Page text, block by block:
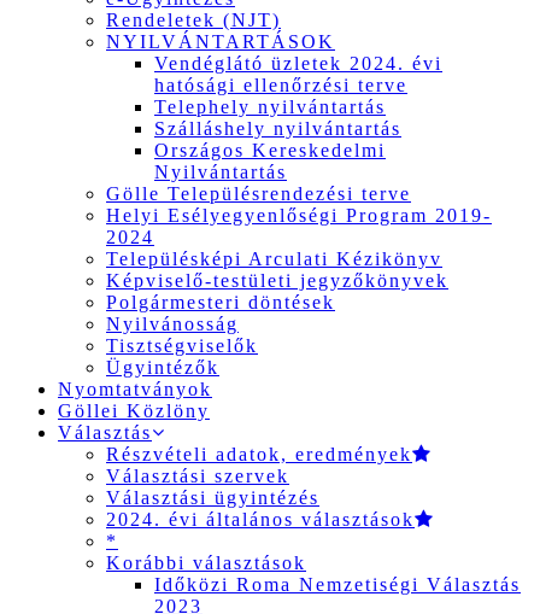
Rendeletek (NJT)
NYILVÁNTARTÁSOK
Vendéglátó üzletek 2024. évi
hatósági ellenőrzési terve
Telephely nyilvántartás
Szálláshely nyilvántartás
Országos Kereskedelmi
Nyilvántartás
Gölle Településrendezési terve
Helyi Esélyegyenlőségi Program 2019-
2024
Településképi Arculati Kézikönyv
Képviselő-testületi jegyzőkönyvek
Polgármesteri döntések
Nyilvánosság
Tisztségviselők
Ügyintézők
Nyomtatványok
Göllei Közlöny
Választás
Részvételi adatok, eredmények
Választási szervek
Választási ügyintézés
2024. évi általános választások
*
Korábbi választások
Időközi Roma Nemzetiségi Választás
2023